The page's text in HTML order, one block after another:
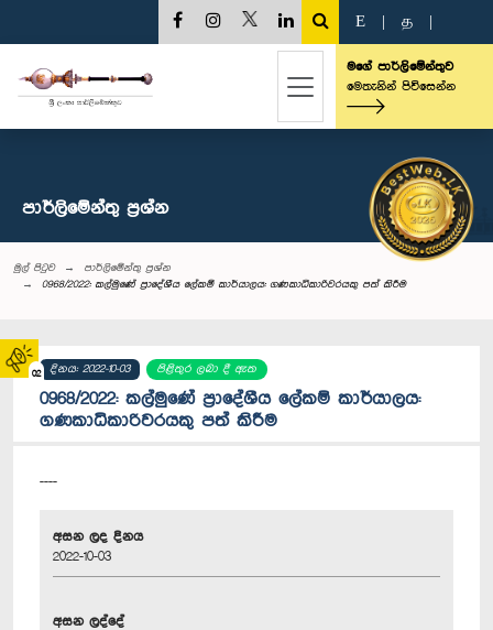
02
E த
මගේ පාර්ලිමේන්තුව
මෙතැනින් පිවිසෙන්න
පාර්ලි‌මේන්තු‌ ප්‍රශ්න
මුල් පිටුව
පාර්ලි‌මේන්තු‌ ප්‍රශ්න
0968/2022: කල්මුණේ ප්‍රාදේශීය ලේකම් කාර්යාලය: ගණකාධිකාරිවරයකු පත් කිරීම
දිනය: 2022-10-03 පිළිතුර ලබා දී ඇත
0968/2022: කල්මුණේ ප්‍රාදේශීය ලේකම් කාර්යාලය:
ගණකාධිකාරිවරයකු පත් කිරීම
----
අසන ලද දිනය
2022-10-03
අසන ලද්දේ